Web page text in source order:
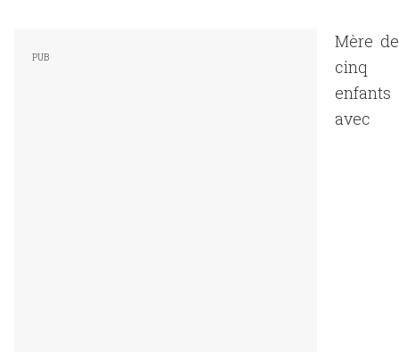
Mère de
cinq
enfants
avec